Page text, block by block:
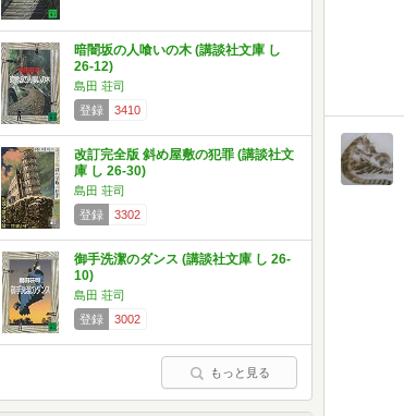
暗闇坂の人喰いの木 (講談社文庫 し
26-12)
島田 荘司
登録
3410
改訂完全版 斜め屋敷の犯罪 (講談社文
庫 し 26-30)
島田 荘司
登録
3302
御手洗潔のダンス (講談社文庫 し 26-
10)
島田 荘司
登録
3002
もっと見る